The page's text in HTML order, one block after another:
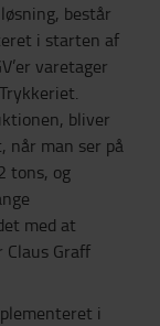
består
i starten af
varetager
bliver
når man ser på
tons, og
med at
Graff
i